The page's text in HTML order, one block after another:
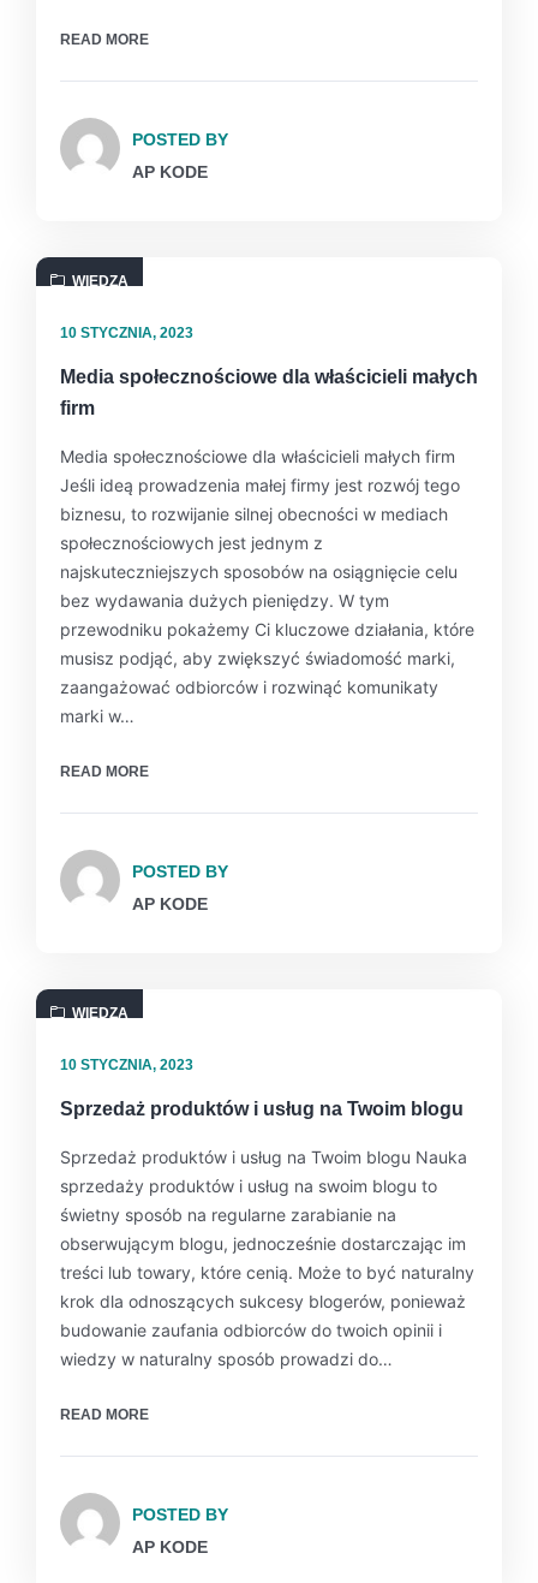
READ MORE
POSTED BY
AP KODE
WIEDZA
10 STYCZNIA, 2023
Media społecznościowe dla właścicieli małych
firm
Media społecznościowe dla właścicieli małych firm
Jeśli ideą prowadzenia małej firmy jest rozwój tego
biznesu, to rozwijanie silnej obecności w mediach
społecznościowych jest jednym z
najskuteczniejszych sposobów na osiągnięcie celu
bez wydawania dużych pieniędzy. W tym
przewodniku pokażemy Ci kluczowe działania, które
musisz podjąć, aby zwiększyć świadomość marki,
zaangażować odbiorców i rozwinąć komunikaty
marki w…
READ MORE
POSTED BY
AP KODE
WIEDZA
10 STYCZNIA, 2023
Sprzedaż produktów i usług na Twoim blogu
Sprzedaż produktów i usług na Twoim blogu Nauka
sprzedaży produktów i usług na swoim blogu to
świetny sposób na regularne zarabianie na
obserwującym blogu, jednocześnie dostarczając im
treści lub towary, które cenią. Może to być naturalny
krok dla odnoszących sukcesy blogerów, ponieważ
budowanie zaufania odbiorców do twoich opinii i
wiedzy w naturalny sposób prowadzi do…
READ MORE
POSTED BY
AP KODE